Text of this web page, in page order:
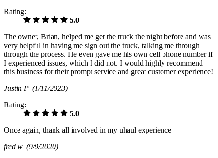
Rating:
5.0
The owner, Brian, helped me get the truck the night before and was
very helpful in having me sign out the truck, talking me through
through the process. He even gave me his own cell phone number if
I experienced issues, which I did not. I would highly recommend
this business for their prompt service and great customer experience!
Justin P (1/11/2023)
Rating:
5.0
Once again, thank all involved in my uhaul experience
fred w (9/9/2020)